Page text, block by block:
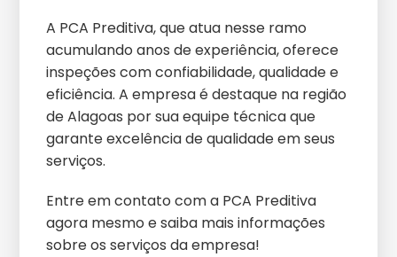
A PCA Preditiva, que atua nesse ramo
acumulando anos de experiência, oferece
inspeções com confiabilidade, qualidade e
eficiência. A empresa é destaque na região
de Alagoas por sua equipe técnica que
garante excelência de qualidade em seus
serviços.
Entre em contato com a PCA Preditiva
agora mesmo e saiba mais informações
sobre os serviços da empresa!